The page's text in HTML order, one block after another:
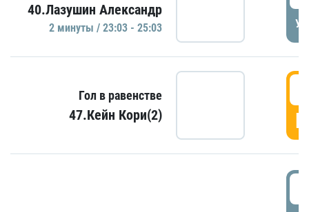
40.Лазушин Александр
2 минуты / 23:03 - 25:03
Гол в равенстве
47.Кейн Кори(2)